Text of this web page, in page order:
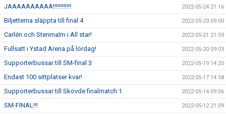
JAAAAAAAAAA!!!!!!!!!!!! 2022-05-24 21:16
Biljetterna släppta till final 4 2022-05-23 09:00
Carlén och Stenmalm i All star! 2022-05-21 21:59
Fullsatt i Ystad Arena på lördag! 2022-05-20 09:03
Supporterbussar till SM-final 3 2022-05-19 14:20
Endast 100 sittplatser kvar! 2022-05-17 14:58
Supporterbussar till Skövde finalmatch 1 2022-05-14 09:06
SM-FINAL!!! 2022-05-12 21:09